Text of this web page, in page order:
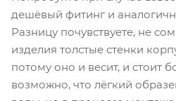
дешёвый фитинг и
Разницу почувствуете, не
изделия толстые стенки
потому оно и весит, и стоит
возможно, что лёгкий